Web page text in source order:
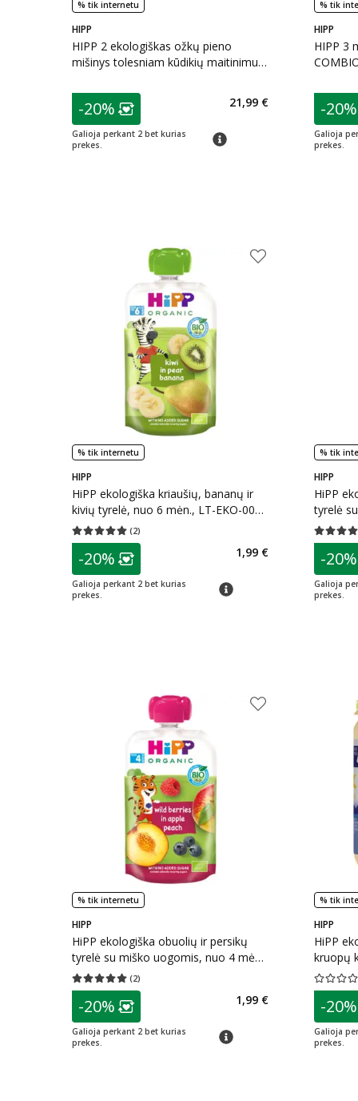
% tik internetu
HIPP
HIPP 2 ekologiškas ožkų pieno
mišinys tolesniam kūdikių maitinimui
patarimas
Lojalumo klubo narių nuolaida:
-20%
Galioja perkant 2 bet kurias
prekes.
patarimas
21,99 €
% tik
HIPP
HIPP 3
-20%
Galioja
prekes.
% tik internetu
HIPP
HiPP ekologiška kriaušių, bananų ir
kivių tyrelė, nuo 6 mėn., LT-EKO-001,
100 g
(2)
Vidutinis įvertinimas 5.00
patarimas
Lojalumo klubo narių nuolaida:
-20%
Galioja perkant 2 bet kurias
prekes.
patarimas
1,99 €
% tik
HIPP
HiPP
tyrelė
EKO-
Vidutinis
-20%
Galioja
prekes.
% tik internetu
HIPP
HiPP ekologiška obuolių ir persikų
tyrelė su miško uogomis, nuo 4 mėn.,
LT-EKO-001, 100 g
(2)
Vidutinis įvertinimas 5.00
patarimas
Lojalumo klubo narių nuolaida:
-20%
Galioja perkant 2 bet kurias
prekes.
patarimas
1,99 €
% tik
HIPP
HiPP
kruopų
190 g
Vidutinis
-20%
Galioja
prekes.